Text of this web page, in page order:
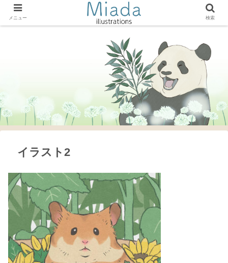
イラスト2
メニュー 検索